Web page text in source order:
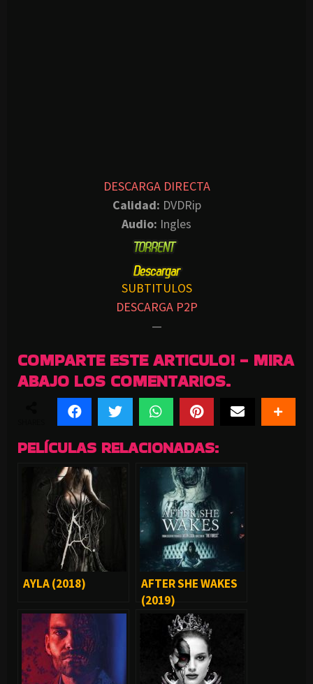
DESCARGA DIRECTA
Calidad: DVDRip
Audio: Ingles
SUBTITULOS
DESCARGA P2P
—
COMPARTE ESTE ARTICULO! - MIRA
ABAJO LOS COMENTARIOS.
PELÍCULAS RELACIONADAS:
AYLA (2018)
AFTER SHE WAKES
(2019)